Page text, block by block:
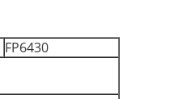
FP6430